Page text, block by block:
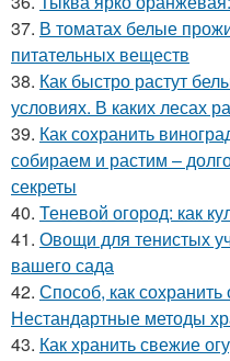
37. В томатах белые
питательных веществ
38. Как быстро растут
условиях. В каких лесах
39. Как сохранить
собираем и растим –
секреты
40. Теневой огород: как
41. Овощи для тенистых
вашего сада
42. Способ, как
Нестандартные методы
43. Как хранить свежие